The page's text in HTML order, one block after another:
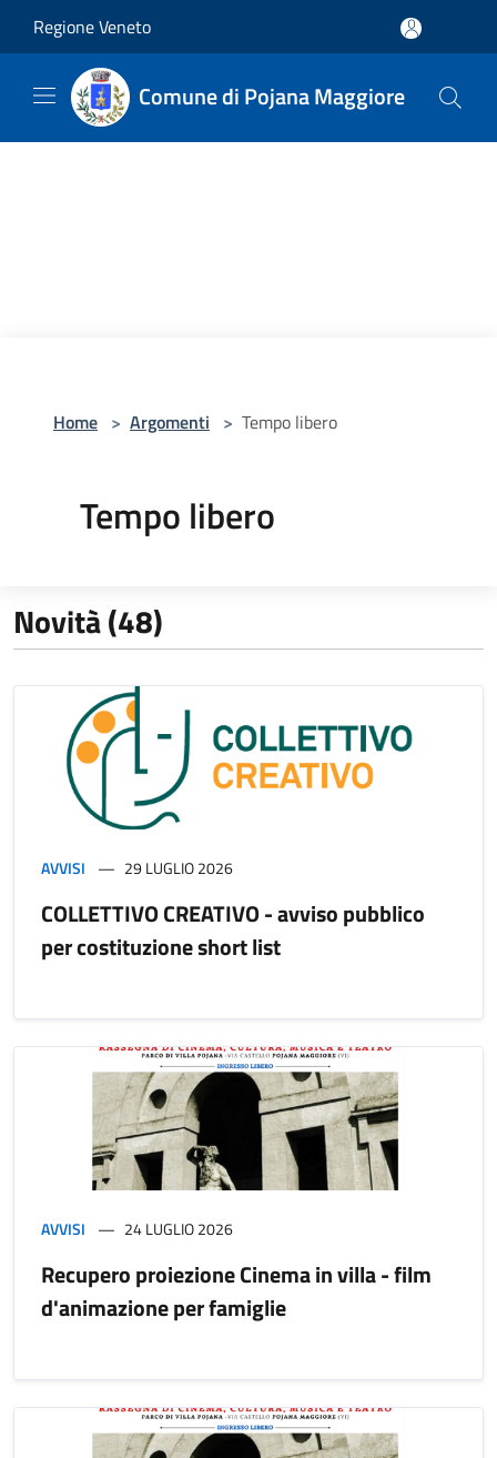
Regione Veneto
Comune di Pojana Maggiore
Home > Argomenti > Tempo libero
Tempo libero
Novità (48)
AVVISI 29 LUGLIO 2026
COLLETTIVO CREATIVO - avviso pubblico
per costituzione short list
AVVISI 24 LUGLIO 2026
Recupero proiezione Cinema in villa - film
d'animazione per famiglie